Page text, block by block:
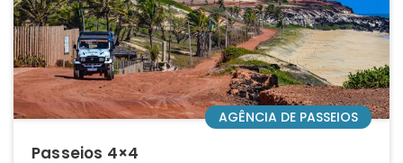
Passeios 4×4
AGÊNCIA DE PASSEIOS